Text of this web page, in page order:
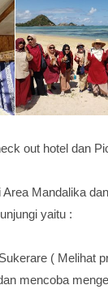
out hotel dan
Mandalika
yaitu :
( Melihat
mencoba